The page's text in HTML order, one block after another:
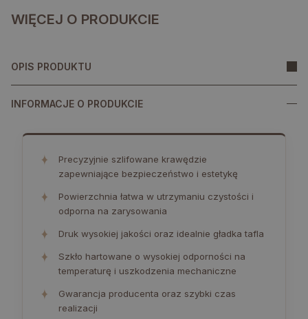
WIĘCEJ O PRODUKCIE
OPIS PRODUKTU
INFORMACJE O PRODUKCIE
✦
Precyzyjnie szlifowane krawędzie
zapewniające bezpieczeństwo i estetykę
✦
Powierzchnia łatwa w utrzymaniu czystości i
odporna na zarysowania
✦ Druk wysokiej jakości oraz idealnie gładka tafla
✦
Szkło hartowane o wysokiej odporności na
temperaturę i uszkodzenia mechaniczne
✦
Gwarancja producenta oraz szybki czas
realizacji